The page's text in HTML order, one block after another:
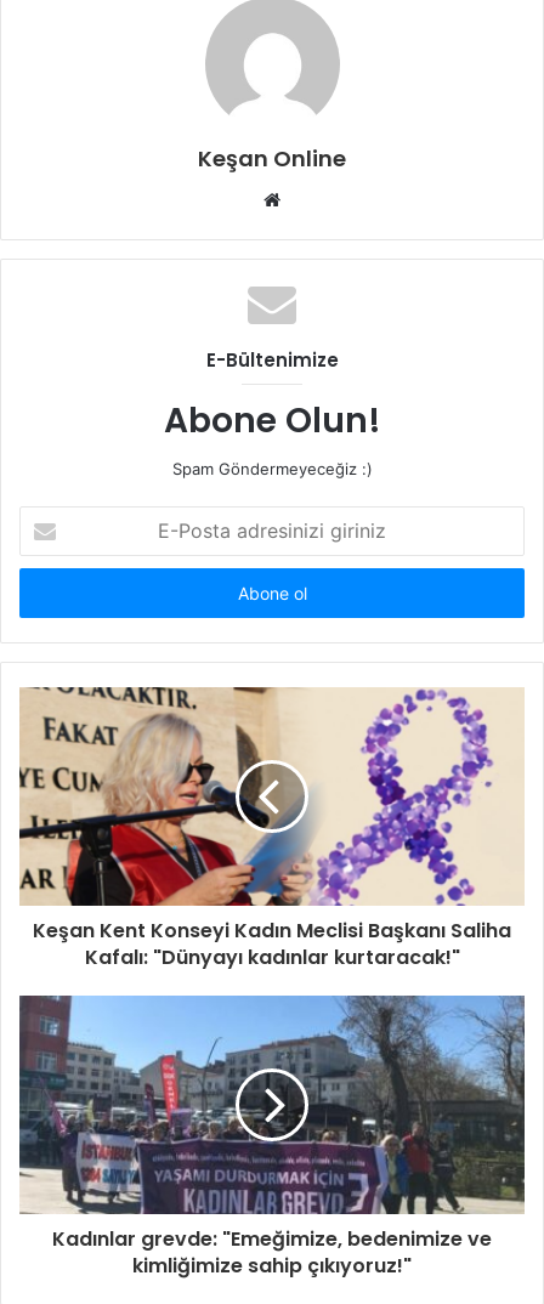
Keşan Online
Web
E-Bültenimize
Abone Olun!
Spam Göndermeyeceğiz :)
Posta
adresinizi
Keşan Kent Konseyi Kadın Meclisi Başkanı Saliha
Kafalı: "Dünyayı kadınlar kurtaracak!"
Kadınlar grevde: "Emeğimize, bedenimize ve
kimliğimize sahip çıkıyoruz!"